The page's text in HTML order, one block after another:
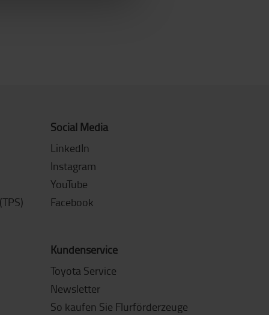
Social Media
LinkedIn
Instagram
YouTube
Facebook
Kundenservice
Toyota Service
Newsletter
So kaufen Sie Flurförderzeuge